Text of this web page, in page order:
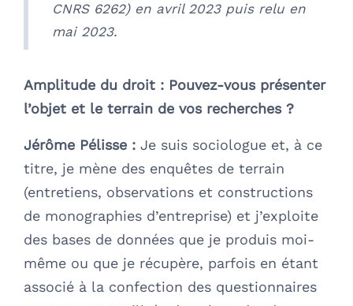
CNRS 6262) en avril 2023 puis relu en
mai 2023.
Amplitude du droit : Pouvez-vous présenter
l’objet et le terrain de vos recherches ?
Jérôme Pélisse : Je suis sociologue et, à ce
titre, je mène des enquêtes de terrain
(entretiens, observations et constructions
de monographies d’entreprise) et j’exploite
des bases de données que je produis moi-
même ou que je récupère, parfois en étant
associé à la confection des questionnaires